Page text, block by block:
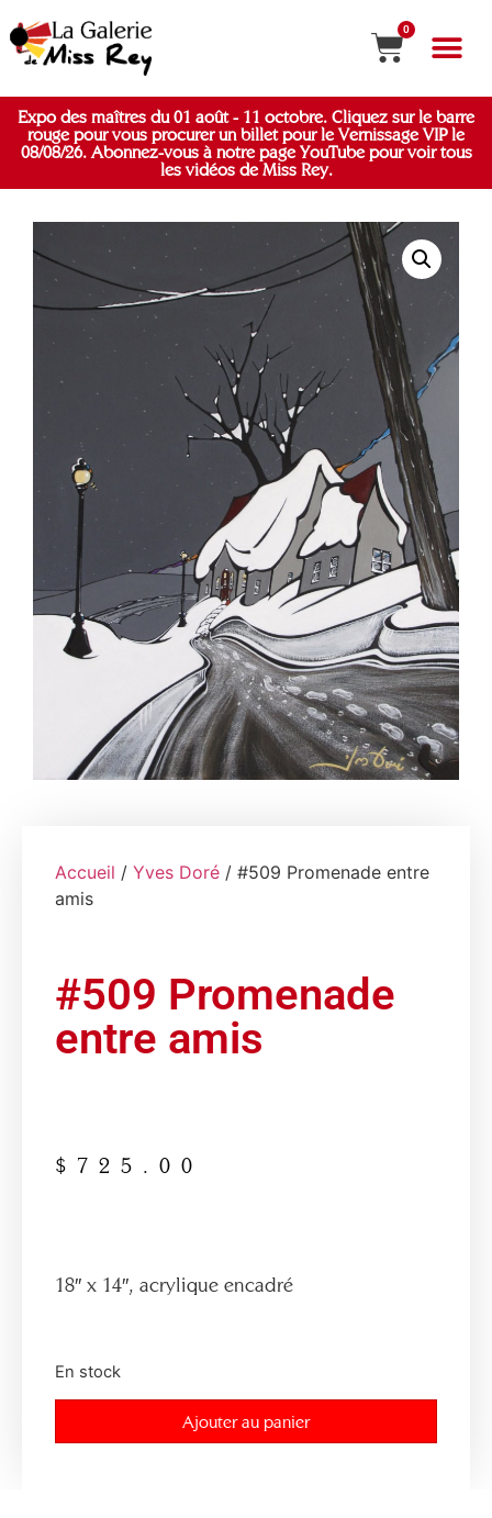
0
Expo des maîtres du 01 août - 11 octobre. Cliquez sur le barre
rouge pour vous procurer un billet pour le Vernissage VIP le
08/08/26. Abonnez-vous à notre page YouTube pour voir tous
les vidéos de Miss Rey.
Accueil / Yves Doré / #509 Promenade entre
amis
#509 Promenade
entre amis
$ 725.00
18″ x 14″, acrylique encadré
En stock
Ajouter au panier